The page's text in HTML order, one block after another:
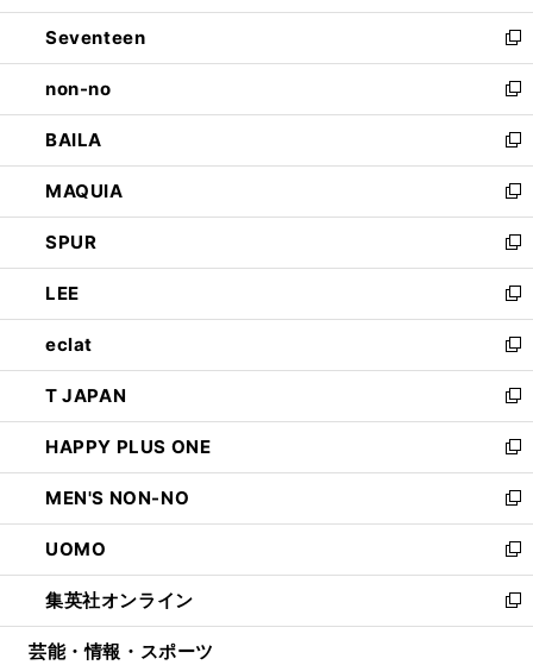
開
く
ウ
で
開
く
ン
ド
ウ
で
開
く
Seventeen
新
し
い
ウ
ィ
ン
ド
ウ
で
開
く
non-no
新
し
い
ウ
ィ
ン
ド
ウ
で
開
く
BAILA
新
し
い
ウ
ィ
ン
ド
ウ
で
開
く
MAQUIA
新
し
い
ウ
ィ
ン
ド
ウ
で
開
く
SPUR
新
し
い
ウ
ィ
ン
ド
ウ
で
開
く
LEE
新
し
い
ウ
ィ
ン
ド
ウ
で
開
く
eclat
新
し
い
ウ
ィ
ン
ド
ウ
で
開
く
T JAPAN
新
し
い
ウ
ィ
ン
ド
ウ
で
開
HAPPY PLUS ONE
新
し
い
ウ
ィ
ン
ド
ウ
MEN'S NON-NO
新
し
い
ウ
ィ
ン
UOMO
新
し
い
ウ
集英社オンライン
新
し
芸能・情報・スポーツ